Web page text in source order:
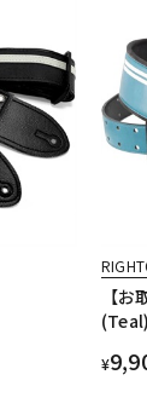
【
(Teal)
¥